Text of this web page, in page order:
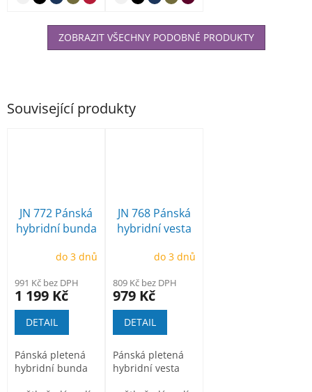
Související produkty
JN 772 Pánská
hybridní bunda
do 3 dnů
991 Kč bez DPH
1 199 Kč
DETAIL
Pánská pletená
hybridní bunda
JN 768 Pánská
hybridní vesta
do 3 dnů
809 Kč bez DPH
979 Kč
DETAIL
Pánská pletená
hybridní vesta
ZOBRAZIT VŠECHNY PODOBNÉ PRODUKTY